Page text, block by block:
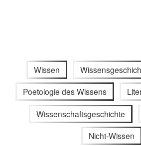
Wissen
Poetologie des Wissens
Wissenschaftsgeschichte
Nicht-Wissen